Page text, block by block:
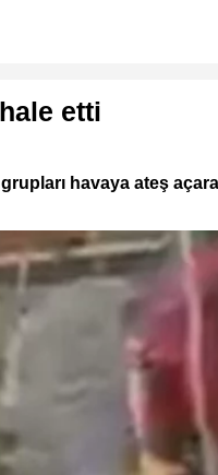
etti
havaya ateş